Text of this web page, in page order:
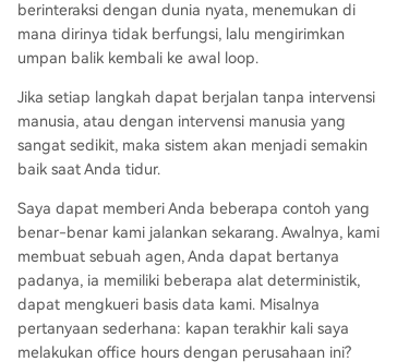
berinteraksi dengan dunia nyata, menemukan di
mana dirinya tidak berfungsi, lalu mengirimkan
umpan balik kembali ke awal loop.
Jika setiap langkah dapat berjalan tanpa intervensi
manusia, atau dengan intervensi manusia yang
sangat sedikit, maka sistem akan menjadi semakin
baik saat Anda tidur.
Saya dapat memberi Anda beberapa contoh yang
benar-benar kami jalankan sekarang. Awalnya, kami
membuat sebuah agen, Anda dapat bertanya
padanya, ia memiliki beberapa alat deterministik,
dapat mengkueri basis data kami. Misalnya
pertanyaan sederhana: kapan terakhir kali saya
melakukan office hours dengan perusahaan ini?